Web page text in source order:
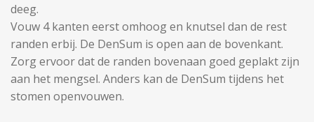
deeg.
Vouw 4 kanten eerst omhoog en knutsel dan de rest
randen erbij. De DenSum is open aan de bovenkant.
Zorg ervoor dat de randen bovenaan goed geplakt zijn
aan het mengsel. Anders kan de DenSum tijdens het
stomen openvouwen.